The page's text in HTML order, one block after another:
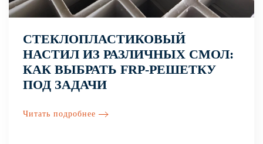
СТЕКЛОПЛАСТИКОВЫЙ
НАСТИЛ ИЗ РАЗЛИЧНЫХ СМОЛ:
КАК ВЫБРАТЬ FRP-РЕШЕТКУ
ПОД ЗАДАЧИ
Читать подробнее